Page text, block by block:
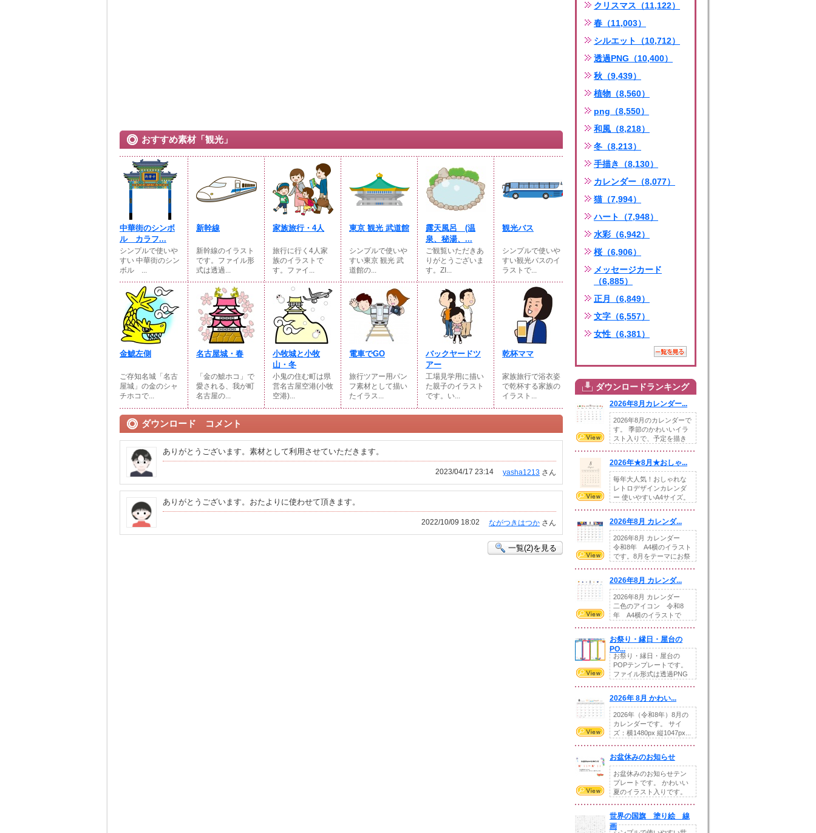
おすすめ素材「観光」
中華街のシンボ
ル カラフ...
シンプルで使いや
すい 中華街のシン
ボル ...
新幹線
新幹線のイラスト
です。ファイル形
式は透過...
家族旅行・4人
旅行に行く4人家
族のイラストで
す。ファイ...
東京 観光 武道館
シンプルで使いや
すい東京 観光 武
道館の...
露天風呂 (温
泉、秘湯、...
ご観覧いただきあ
りがとうございま
す。ZI...
観光バス
シンプルで使いや
すい観光バスのイ
ラストで...
金鯱左側
ご存知名城「名古
屋城」の金のシャ
チホコで...
名古屋城・春
「金の鯱ホコ」で
愛される、我が町
名古屋の...
小牧城と小牧
山・冬
小鬼の住む町は県
営名古屋空港(小牧
空港)...
電車でGO
旅行ツアー用パン
フ素材として描い
たイラス...
バックヤードツ
アー
工場見学用に描い
た親子のイラスト
です。い...
乾杯ママ
家族旅行で浴衣姿
で乾杯する家族の
イラスト...
ダウンロード コメント
ありがとうございます。素材として利用させていただきます。
yasha1213 さん
2023/04/17 23:14
ありがとうございます。おたよりに使わせて頂きます。
ながつきはつか さん
2022/10/09 18:02
一覧(2)を見る
クリスマス（11,122）
春（11,003）
シルエット（10,712）
透過PNG（10,400）
秋（9,439）
植物（8,560）
png（8,550）
和風（8,218）
冬（8,213）
手描き（8,130）
カレンダー（8,077）
猫（7,994）
ハート（7,948）
水彩（6,942）
桜（6,906）
メッセージカード
（6,885）
正月（6,849）
文字（6,557）
女性（6,381）
ダウンロードランキング
2026年8月カレンダー...
2026年8月のカレンダーで
す。 季節のかわいいイラ
スト入りで、予定を描き
2026年★8月★おしゃ...
毎年大人気！おしゃれな
レトロデザインカレンダ
ー 使いやすいA4サイズ。
2026年8月 カレンダ...
2026年8月 カレンダー
令和8年 A4横のイラスト
です。8月をテーマにお祭
2026年8月 カレンダ...
2026年8月 カレンダー
二色のアイコン 令和8
年 A4横のイラストで
お祭り・縁日・屋台の
PO...
お祭り・縁日・屋台の
POPテンプレートです。
ファイル形式は透過PNG
2026年 8月 かわい...
2026年（令和8年）8月の
カレンダーです。 サイ
ズ：横1480px 縦1047px...
お盆休みのお知らせ
お盆休みのお知らせテン
プレートです。 かわいい
夏のイラスト入りです。
世界の国旗 塗り絵 線
画